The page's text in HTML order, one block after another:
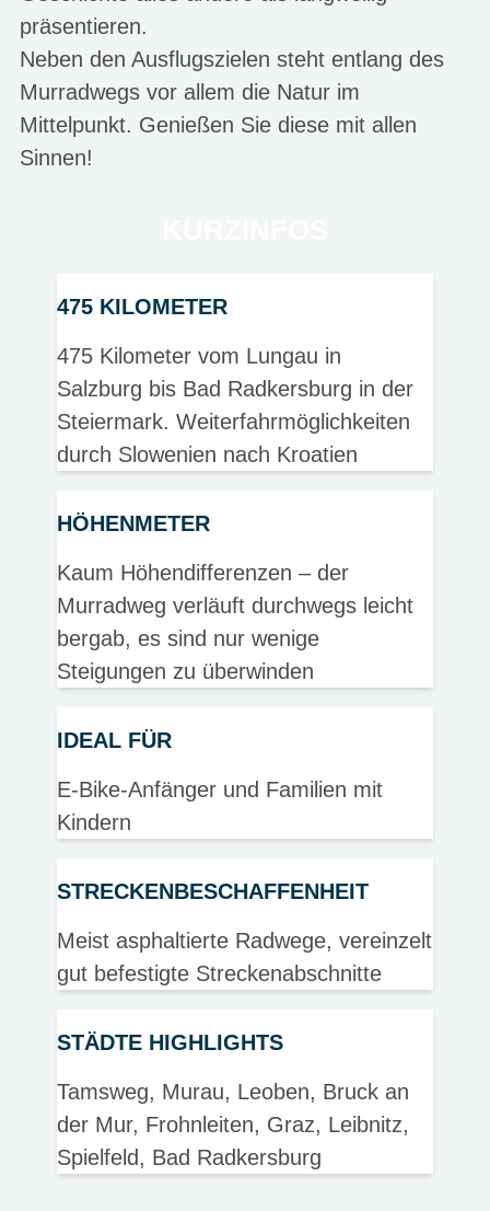
präsentieren.
Neben den Ausflugszielen steht entlang des
Murradwegs vor allem die Natur im
Mittelpunkt. Genießen Sie diese mit allen
Sinnen!
475 KILOMETER
475 Kilometer vom Lungau in
Salzburg bis Bad Radkersburg in der
Steiermark. Weiterfahrmöglichkeiten
durch Slowenien nach Kroatien
HÖHENMETER
Kaum Höhendifferenzen – der
Murradweg verläuft durchwegs leicht
bergab, es sind nur wenige
Steigungen zu überwinden
IDEAL FÜR
E-Bike-Anfänger und Familien mit
Kindern
STRECKENBESCHAFFENHEIT
Meist asphaltierte Radwege, vereinzelt
gut befestigte Streckenabschnitte
STÄDTE HIGHLIGHTS
Tamsweg, Murau, Leoben, Bruck an
der Mur, Frohnleiten, Graz, Leibnitz,
Spielfeld, Bad Radkersburg